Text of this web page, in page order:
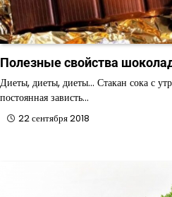
Полезные свойства
Диеты, диеты, диеты… Стакан сока с
постоянная зависть…
22 сентября 2018